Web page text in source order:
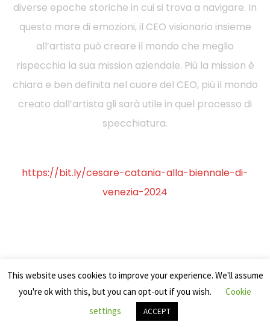
diverse epoche storiche in cui si trova a navigare. In
questo mare di emozioni, il CEO visionario insieme
all’artista può creare il mondo che meglio
rispecchia la sua mission aziendale. Più la mission è
chiara e ben definita nel cuore del CEO, più il mondo
creato dall’artista gli sarà utile in quel processo di
specchiatura.
https://bit.ly/cesare-catania-alla-biennale-di-
venezia-2024
This website uses cookies to improve your experience. We'll assume
you're ok with this, but you can opt-out if you wish.
Cookie
settings
ACCEPT